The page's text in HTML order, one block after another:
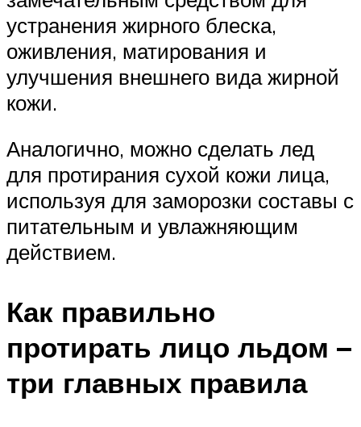
устранения жирного блеска,
оживления, матирования и
улучшения внешнего вида жирной
кожи.
Аналогично, можно сделать лед
для протирания сухой кожи лица,
используя для заморозки составы с
питательным и увлажняющим
действием.
Как правильно
протирать лицо льдом –
три главных правила